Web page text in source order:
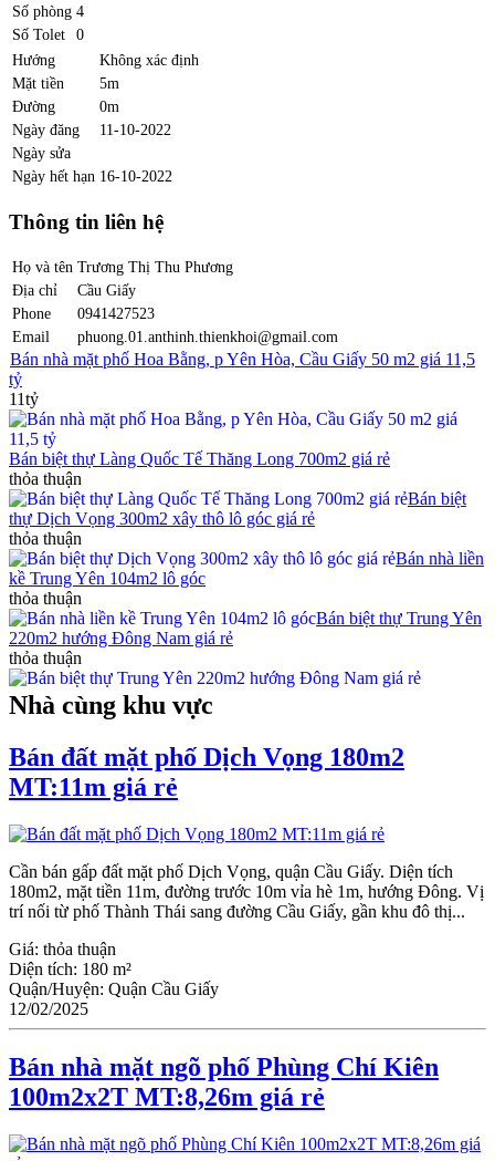
Số phòng 4
Số Tolet
0
Hướng
Không xác định
Mặt tiền
5m
Đường
0m
Ngày đăng
11-10-2022
Ngày sửa
Ngày hết hạn 16-10-2022
Thông tin liên hệ
Họ và tên Trương Thị Thu Phương
Địa chỉ
Cầu Giấy
Phone
0941427523
Email
phuong.01.anthinh.thienkhoi@gmail.com
Bán nhà mặt phố Hoa Bằng, p Yên Hòa, Cầu Giấy 50 m2 giá 11,5
tỷ
11tỷ
Bán biệt thự Làng Quốc Tế Thăng Long 700m2 giá rẻ
thỏa thuận
Bán biệt
thự Dịch Vọng 300m2 xây thô lô góc giá rẻ
thỏa thuận
Bán nhà liền
kề Trung Yên 104m2 lô góc
thỏa thuận
Bán biệt thự Trung Yên
220m2 hướng Đông Nam giá rẻ
thỏa thuận
Nhà cùng khu vực
Bán đất mặt phố Dịch Vọng 180m2
MT:11m giá rẻ
Cần bán gấp đất mặt phố Dịch Vọng, quận Cầu Giấy. Diện tích
180m2, mặt tiền 11m, đường trước 10m vỉa hè 1m, hướng Đông. Vị
trí nối từ phố Thành Thái sang đường Cầu Giấy, gần khu đô thị...
Giá: thỏa thuận
Diện tích: 180 m²
Quận/Huyện: Quận Cầu Giấy
12/02/2025
Bán nhà mặt ngõ phố Phùng Chí Kiên
100m2x2T MT:8,26m giá rẻ